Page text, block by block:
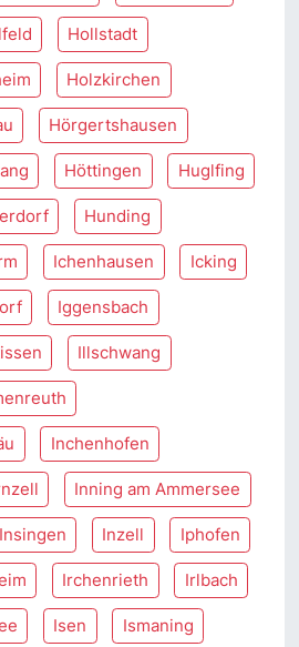
Hollstadt
Holzkirchen
Hörgertshausen
Höttingen Huglfing
Hunding
Ichenhausen Icking
Iggensbach
Illschwang
Inchenhofen
Inning am Ammersee
Insingen Inzell Iphofen
Irchenrieth Irlbach
Isen Ismaning